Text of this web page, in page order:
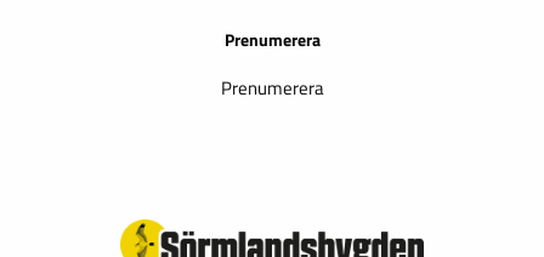
Prenumerera
Prenumerera